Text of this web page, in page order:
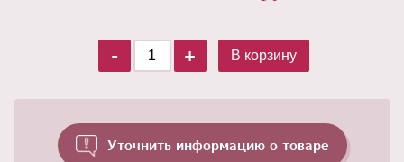
- + В корзину
Уточнить информацию о товаре